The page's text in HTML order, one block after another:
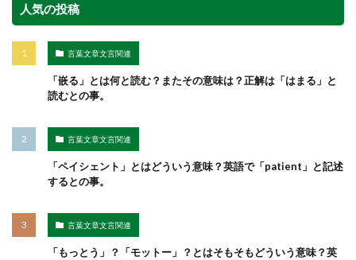
人気の投稿
言葉文章文言関連
「嵌る」とは何と読む？またその意味は？正解は「はまる」と
読むとの事。
言葉文章文言関連
「ペイシェント」とはどういう意味？英語で「patient」と記述
するとの事。
言葉文章文言関連
「もっとう」？「モットー」？とはそもそもどういう意味？英